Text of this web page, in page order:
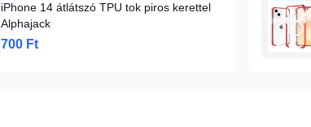
iPhone 14 átlátszó TPU tok piros kerettel
Alphajack
700 Ft